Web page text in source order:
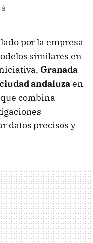
por la empresa
similares en
Granada
andaluzaen
combina
datos precisos y